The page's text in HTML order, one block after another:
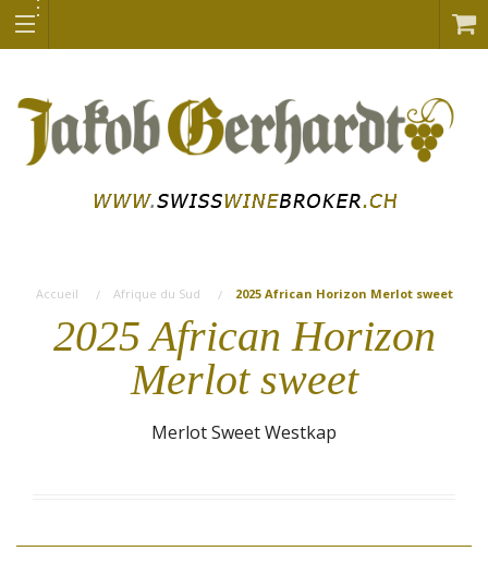
Accueil Afrique du Sud 2025 African Horizon Merlot sweet
2025 African Horizon
Merlot sweet
Merlot Sweet Westkap